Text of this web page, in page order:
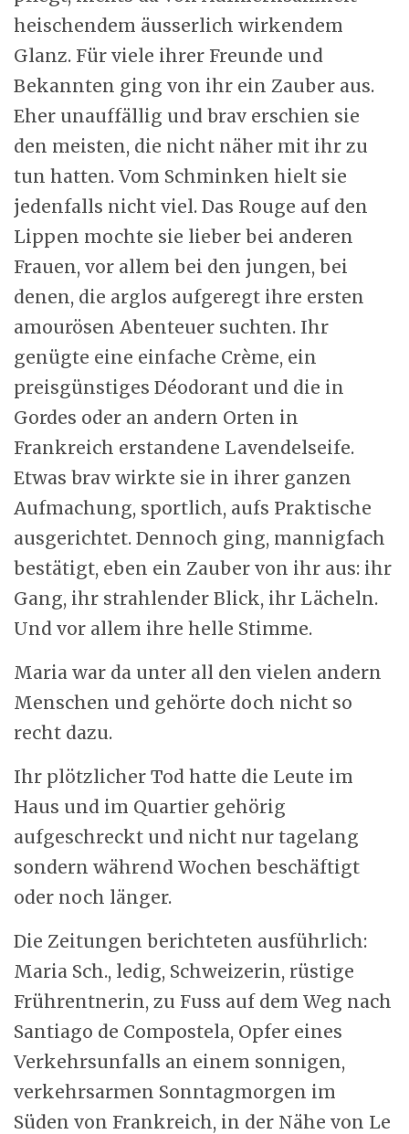
heischendem äusserlich wirkendem
Glanz. Für viele ihrer Freunde und
Bekannten ging von ihr ein Zauber aus.
Eher unauffällig und brav erschien sie
den meisten, die nicht näher mit ihr zu
tun hatten. Vom Schminken hielt sie
jedenfalls nicht viel. Das Rouge auf den
Lippen mochte sie lieber bei anderen
Frauen, vor allem bei den jungen, bei
denen, die arglos aufgeregt ihre ersten
amourösen Abenteuer suchten. Ihr
genügte eine einfache Crème, ein
preisgünstiges Déodorant und die in
Gordes oder an andern Orten in
Frankreich erstandene Lavendelseife.
Etwas brav wirkte sie in ihrer ganzen
Aufmachung, sportlich, aufs Praktische
ausgerichtet. Dennoch ging, mannigfach
bestätigt, eben ein Zauber von ihr aus: ihr
Gang, ihr strahlender Blick, ihr Lächeln.
Und vor allem ihre helle Stimme.
Maria war da unter all den vielen andern
Menschen und gehörte doch nicht so
recht dazu.
Ihr plötzlicher Tod hatte die Leute im
Haus und im Quartier gehörig
aufgeschreckt und nicht nur tagelang
sondern während Wochen beschäftigt
oder noch länger.
Die Zeitungen berichteten ausführlich:
Maria Sch., ledig, Schweizerin, rüstige
Frührentnerin, zu Fuss auf dem Weg nach
Santiago de Compostela, Opfer eines
Verkehrsunfalls an einem sonnigen,
verkehrsarmen Sonntagmorgen im
Süden von Frankreich, in der Nähe von Le